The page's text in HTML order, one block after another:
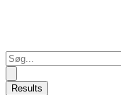
Search
...
Results